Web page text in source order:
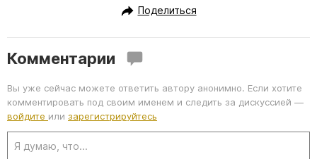
Поделиться
Комментарии
Вы уже сейчас можете ответить автору анонимно. Если хотите
комментировать под своим именем и следить за дискуссией —
войдите или зарегистрируйтесь